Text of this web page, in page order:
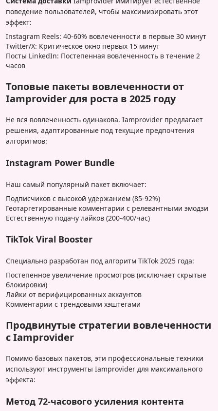
поведение пользователей, чтобы максимизировать этот
эффект:
Instagram Reels: 40-60% вовлеченности в первые 30 минут
Twitter/X: Критическое окно первых 15 минут
Посты LinkedIn: Постепенная вовлеченность в течение 2
часов
Топовые пакеты вовлеченности от
Iamprovider для роста в 2025 году
Не вся вовлеченность одинакова. Iamprovider предлагает
решения, адаптированные под текущие предпочтения
алгоритмов:
Instagram Power Bundle
Наш самый популярный пакет включает:
Подписчиков с высокой удержанием (85-92%)
Геотаргетированные комментарии с релевантными эмодзи
Естественную подачу лайков (200-400/час)
TikTok Viral Booster
Специально разработан под алгоритм TikTok 2025 года:
Постепенное увеличение просмотров (исключает скрытые
блокировки)
Лайки от верифицированных аккаунтов
Комментарии с трендовыми хэштегами
Продвинутые стратегии вовлеченности
с Iamprovider
Помимо базовых пакетов, эти профессиональные техники
используют инструменты Iamprovider для максимального
эффекта:
Метод 72-часового усиления контента